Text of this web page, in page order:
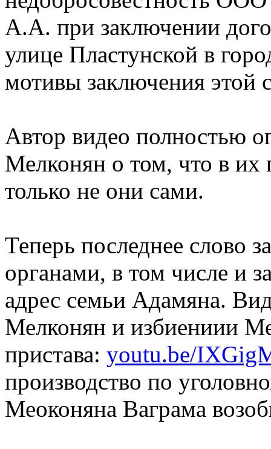
А.А. при заключении
улице Пластунской в
мотивы заключения этой
Автор видео полностью
Мелконян о том, что в их
только не они сами.
Теперь последнее слово
органами, в том числе и
адрес семьи Адамяна.
Мелконян и избиениии
пристава: youtu.be/
производство по
Меоконяна Ваграма